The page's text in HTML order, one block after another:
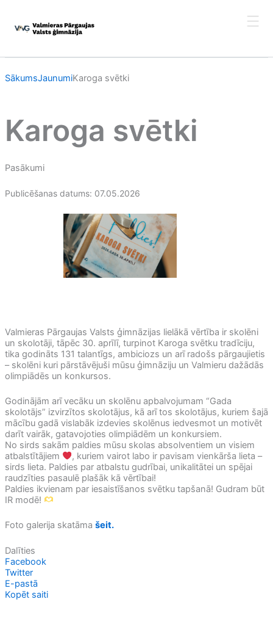
content
SākumsJaunumiKaroga svētki
Karoga svētki
Pasākumi
Publicēšanas datums: 07.05.2026
Valmieras Pārgaujas Valsts ģimnāzijas lielākā vērtība ir skolēni
un skolotāji, tāpēc 30. aprīlī, turpinot Karoga svētku tradīciju,
tika godināts 131 talantīgs, ambiciozs un arī radošs pārgaujietis
– skolēni kuri pārstāvējuši mūsu ģimnāziju un Valmieru dažādās
olimpiādēs un konkursos.
Godinājām arī vecāku un skolēnu apbalvojumam “Gada
skolotājs” izvirzītos skolotājus, kā arī tos skolotājus, kuriem šajā
mācību gadā vislabāk izdevies skolēnus iedvesmot un motivēt
darīt vairāk, gatavojoties olimpiādēm un konkursiem.
No sirds sakām paldies mūsu skolas absolventiem un visiem
atbalstītājiem
, kuriem vairot labo ir pavisam vienkārša lieta –
sirds lieta. Paldies par atbalstu gudrībai, unikalitātei un spējai
raudzīties pasaulē plašāk kā vērtībai!
Paldies ikvienam par iesaistīšanos svētku tapšanā! Gudram būt
IR modē!
Foto galerija skatāma šeit.
Dalīties
Facebook
Twitter
E-pastā
Kopēt saiti